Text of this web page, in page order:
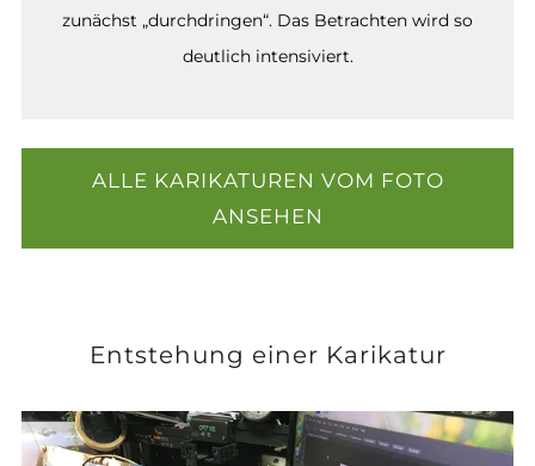
zunächst „durchdringen“. Das Betrachten wird so
deutlich intensiviert.
ALLE KARIKATUREN VOM FOTO
ANSEHEN
Entstehung einer Karikatur